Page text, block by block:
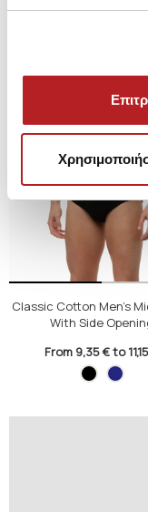
Classic Cotton Men's
With Side
From 9,35 € to